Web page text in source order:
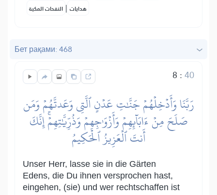
النفحات المكية | هدايات
Бет рақами: 468
8 :40
رَبَّنَا وَأَدۡخِلۡهُمۡ جَنَّٰتِ عَدۡنٍ ٱلَّتِي وَعَدتَّهُمۡ وَمَن
صَلَحَ مِنۡ ءَابَآئِهِمۡ وَأَزۡوَٰجِهِمۡ وَذُرِّيَّٰتِهِمۡۚ إِنَّكَ
أَنتَ ٱلۡعَزِيزُ ٱلۡحَكِيمُ
Unser Herr, lasse sie in die Gärten
Edens, die Du ihnen versprochen hast,
eingehen, (sie) und wer rechtschaffen ist